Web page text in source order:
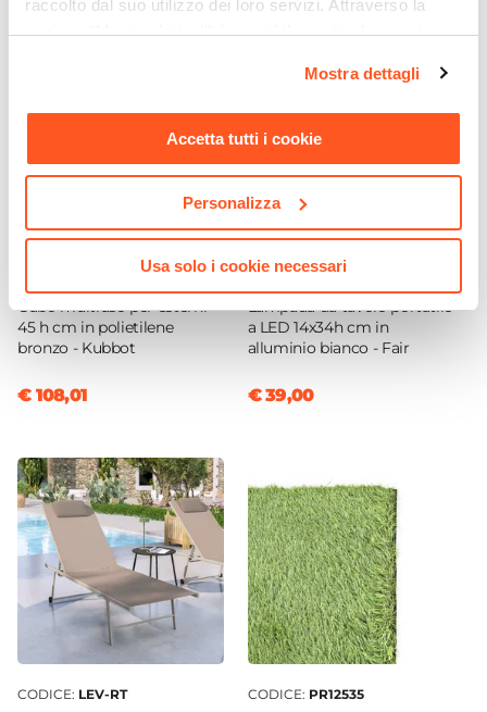
raccolto dal suo utilizzo dei loro servizi. Attraverso la
sezione "Mostra dettagli" è possibile gestire le proprie
momento. Per maggiori informazioni si invita a leggere la
nostraCookie Policy.
Mostra dettagli
Accetta tutti i cookie
Personalizza
Usa solo i cookie necessari
Cubo multiuso per esterni
45 h cm in polietilene
bronzo - Kubbot
€ 108,01
CODICE:FA-14B
Lampada da tavolo portatile
a LED 14x34h cm in
alluminio bianco - Fair
€ 39,00
CODICE: LEV-RT CODICE: PR12535